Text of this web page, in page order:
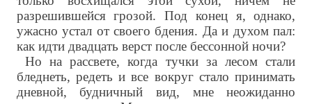
разрешившейся грозой. Под конец я, однако,
ужасно устал от своего бдения. Да и духом пал:
как идти двадцать верст после бессонной ночи?
Но на рассвете, когда тучки за лесом стали
бледнеть, редеть и все вокруг стало принимать
дневной, будничный вид, мне неожиданно